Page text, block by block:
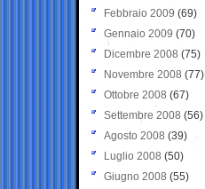
Febbraio 2009 (69)
Gennaio 2009 (70)
Dicembre 2008 (75)
Novembre 2008 (77)
Ottobre 2008 (67)
Settembre 2008 (56)
Agosto 2008 (39)
Luglio 2008 (50)
Giugno 2008 (55)